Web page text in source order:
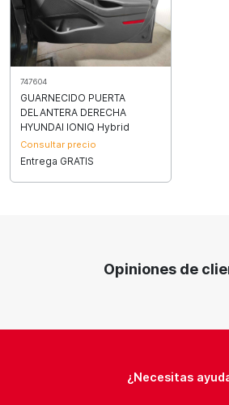
747604
GUARNECIDO PUERTA
DELANTERA DERECHA
HYUNDAI IONIQ Hybrid
Consultar precio
Entrega GRATIS
Opiniones de
¿Necesitas